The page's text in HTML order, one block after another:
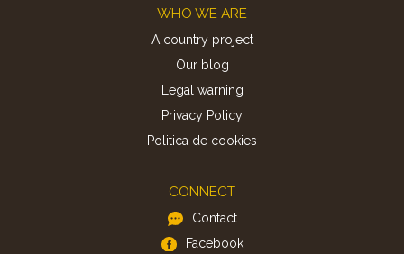
WHO WE ARE
A country project
Our blog
Legal warning
Privacy Policy
Politica de cookies
CONNECT
Contact
Facebook